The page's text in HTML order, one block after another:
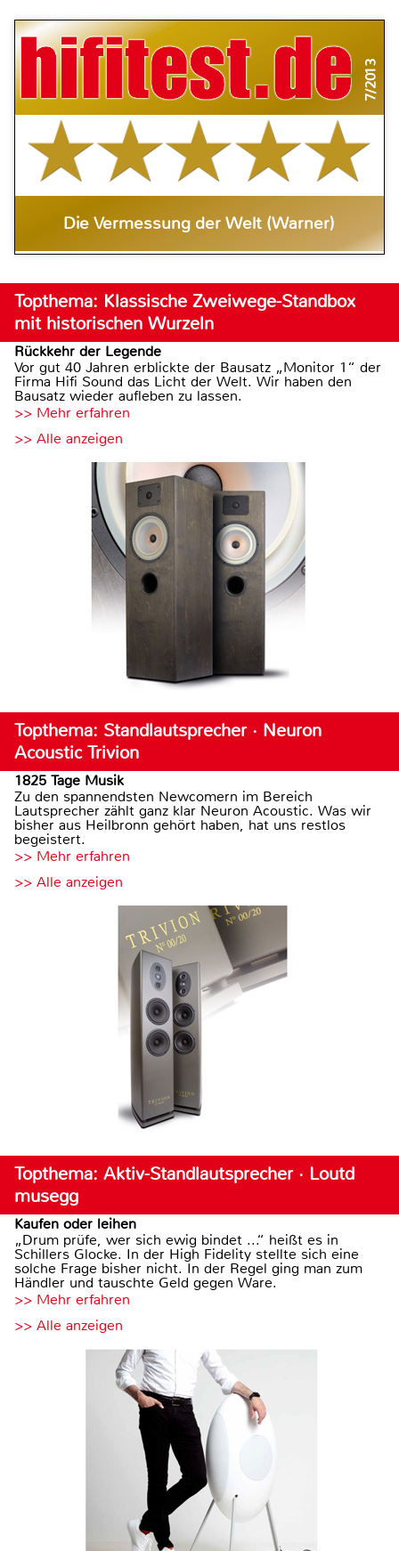
7/2013
Die Vermessung der Welt (Warner)
Topthema: Klassische Zweiwege-Standbox
mit historischen Wurzeln
Rückkehr der Legende
Vor gut 40 Jahren erblickte der Bausatz „Monitor 1“ der
Firma Hifi Sound das Licht der Welt. Wir haben den
Bausatz wieder aufleben zu lassen.
>> Mehr erfahren
>> Alle anzeigen
Topthema: Standlautsprecher · Neuron
Acoustic Trivion
1825 Tage Musik
Zu den spannendsten Newcomern im Bereich
Lautsprecher zählt ganz klar Neuron Acoustic. Was wir
bisher aus Heilbronn gehört haben, hat uns restlos
begeistert.
>> Mehr erfahren
>> Alle anzeigen
Topthema: Aktiv-Standlautsprecher · Loutd
musegg
Kaufen oder leihen
„Drum prüfe, wer sich ewig bindet ...“ heißt es in
Schillers Glocke. In der High Fidelity stellte sich eine
solche Frage bisher nicht. In der Regel ging man zum
Händler und tauschte Geld gegen Ware.
>> Mehr erfahren
>> Alle anzeigen